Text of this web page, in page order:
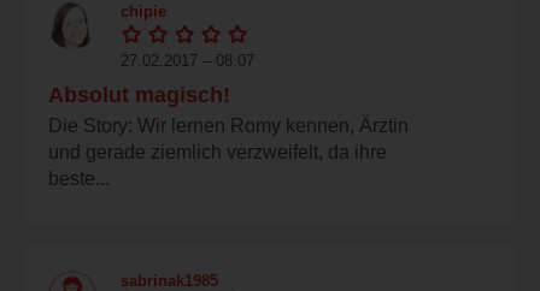
chipie
27.02.2017 – 08:07
Absolut magisch!
Die Story: Wir lernen Romy kennen, Ärztin
und gerade ziemlich verzweifelt, da ihre
beste...
sabrinak1985